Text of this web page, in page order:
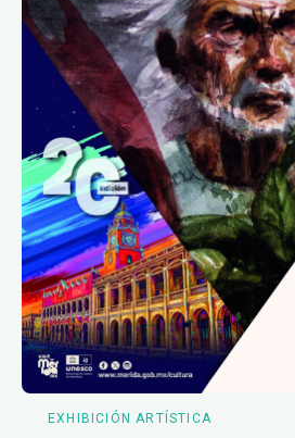
EXHIBICIÓN ARTÍSTICA